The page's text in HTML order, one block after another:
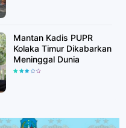
Mantan Kadis PUPR
Kolaka Timur Dikabarkan
Meninggal Dunia